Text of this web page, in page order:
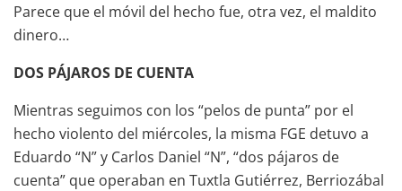
Parece que el móvil del hecho fue, otra vez, el maldito
dinero…
DOS PÁJAROS DE CUENTA
Mientras seguimos con los “pelos de punta” por el
hecho violento del miércoles, la misma FGE detuvo a
Eduardo “N” y Carlos Daniel “N”, “dos pájaros de
cuenta” que operaban en Tuxtla Gutiérrez, Berriozábal